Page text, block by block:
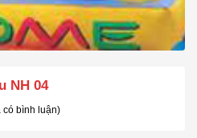
NH 04
có bình luận)